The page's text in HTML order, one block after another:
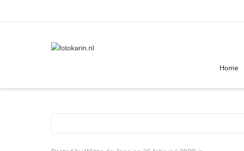
I'm looking for product in a size size .
Home